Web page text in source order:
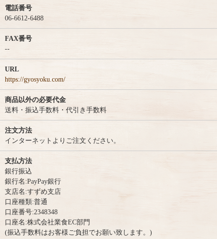
電話番号
06-6612-6488
FAX番号
--
URL
https://gyosyoku.com/
商品以外の必要代金
送料・振込手数料・代引き手数料
注文方法
インターネットよりご注文ください。
支払方法
銀行振込
銀行名:PayPay銀行
支店名:すずめ支店
口座種類:普通
口座番号:2348348
口座名:株式会社業食EC部門
(振込手数料はお客様ご負担でお願い致します。)